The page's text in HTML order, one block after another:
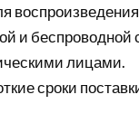
и беспроводной
лицами.
сроки